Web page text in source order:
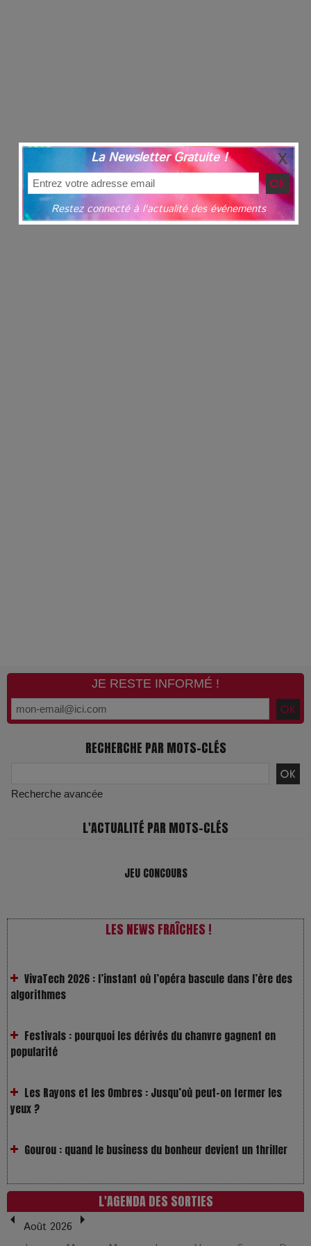
JE RESTE INFORMÉ !
RECHERCHE PAR MOTS-CLÉS
Recherche avancée
L'ACTUALITÉ PAR MOTS-CLÉS
JEU CONCOURS
LES NEWS FRAÎCHES !
VivaTech 2026 : l’instant où l’opéra bascule dans l’ère des
Festivals : pourquoi les dérivés du chanvre gagnent en
Les Rayons et les Ombres : Jusqu’où peut-on fermer les
Gourou : quand le business du bonheur devient un thriller
LOL 2.0 : aimer, grandir et se comprendre à l’ère des
L’Affaire Bojarski : entre faux billets et vraie tragédie
humaine
L'AGENDA DES SORTIES
Août 2026
La Newsletter Gratuite !
Restez connecté à l'actualité des événements